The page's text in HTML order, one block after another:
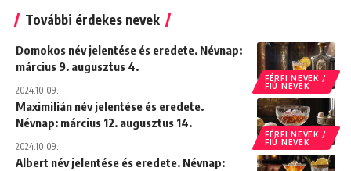
További érdekes nevek
FÉRFI NEVEK /
FIÚ NEVEK
Domokos név jelentése és eredete. Névnap:
március 9. augusztus 4.
2024.10.09.
FÉRFI NEVEK /
FIÚ NEVEK
Maximilián név jelentése és eredete.
Névnap: március 12. augusztus 14.
2024.10.09.
Albert név jelentése és eredete. Névnap: